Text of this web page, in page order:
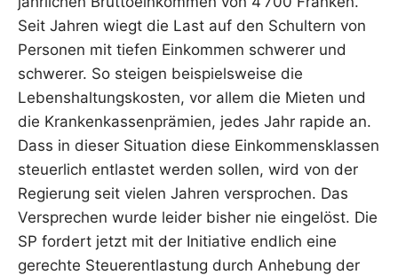
Seit Jahren wiegt die Last auf den Schultern von
Personen mit tiefen Einkommen schwerer und
schwerer. So steigen beispielsweise die
Lebenshaltungskosten, vor allem die Mieten und
die Krankenkassenprämien, jedes Jahr rapide an.
Dass in dieser Situation diese Einkommensklassen
steuerlich entlastet werden sollen, wird von der
Regierung seit vielen Jahren versprochen. Das
Versprechen wurde leider bisher nie eingelöst. Die
SP fordert jetzt mit der Initiative endlich eine
gerechte Steuerentlastung durch Anhebung der